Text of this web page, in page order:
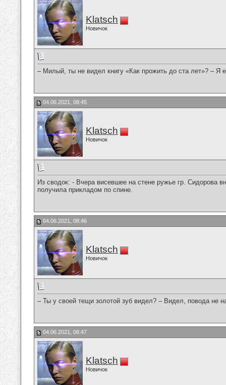
Klatsch
Новичок
– Милый, ты не видел книгу «Как прожить до ста лет»? – Я
04.06.2021, 08:45
Klatsch
Новичок
Из сводок: - Вчера висевшее на стене ружье гр. Сидорова
получила прикладом по спине.
04.06.2021, 08:46
Klatsch
Новичок
– Ты у своей тещи золотой зуб видел? – Видел, повода не
04.06.2021, 08:47
Klatsch
Новичок